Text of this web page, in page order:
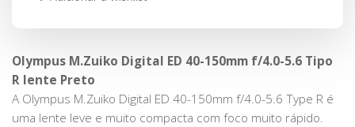
Olympus M.Zuiko Digital ED 40-150mm f/4.0-5.6 Tipo
R lente Preto
A Olympus M.Zuiko Digital ED 40-150mm f/4.0-5.6 Type R é
uma lente leve e muito compacta com foco muito rápido.